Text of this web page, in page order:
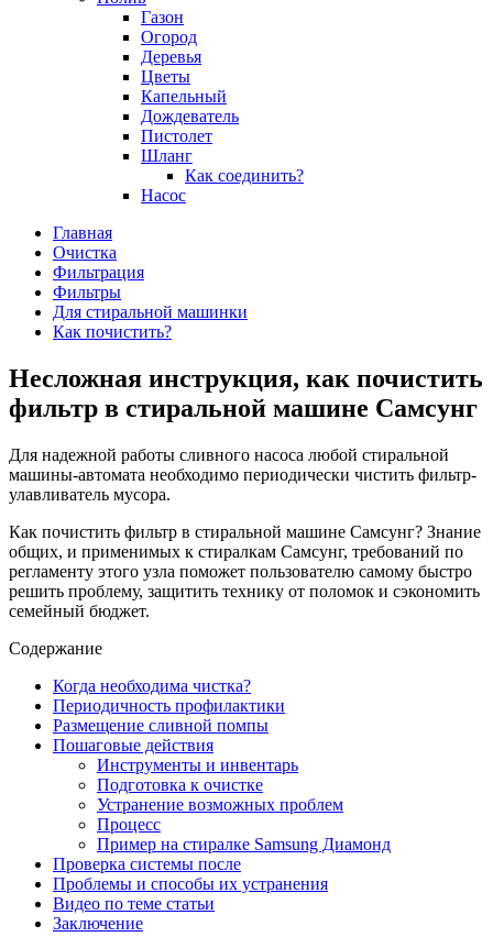
Газон
Огород
Деревья
Цветы
Капельный
Дождеватель
Пистолет
Шланг
Как соединить?
Насос
Главная
Очистка
Фильтрация
Фильтры
Для стиральной машинки
Как почистить?
Несложная инструкция, как почистить
фильтр в стиральной машине Самсунг
Для надежной работы сливного насоса любой стиральной
машины-автомата необходимо периодически чистить фильтр-
улавливатель мусора.
Как почистить фильтр в стиральной машине Самсунг? Знание
общих, и применимых к стиралкам Самсунг, требований по
регламенту этого узла поможет пользователю самому быстро
решить проблему, защитить технику от поломок и сэкономить
семейный бюджет.
Содержание
Когда необходима чистка?
Периодичность профилактики
Размещение сливной помпы
Пошаговые действия
Инструменты и инвентарь
Подготовка к очистке
Устранение возможных проблем
Процесс
Пример на стиралке Samsung Диамонд
Проверка системы после
Проблемы и способы их устранения
Видео по теме статьи
Заключение